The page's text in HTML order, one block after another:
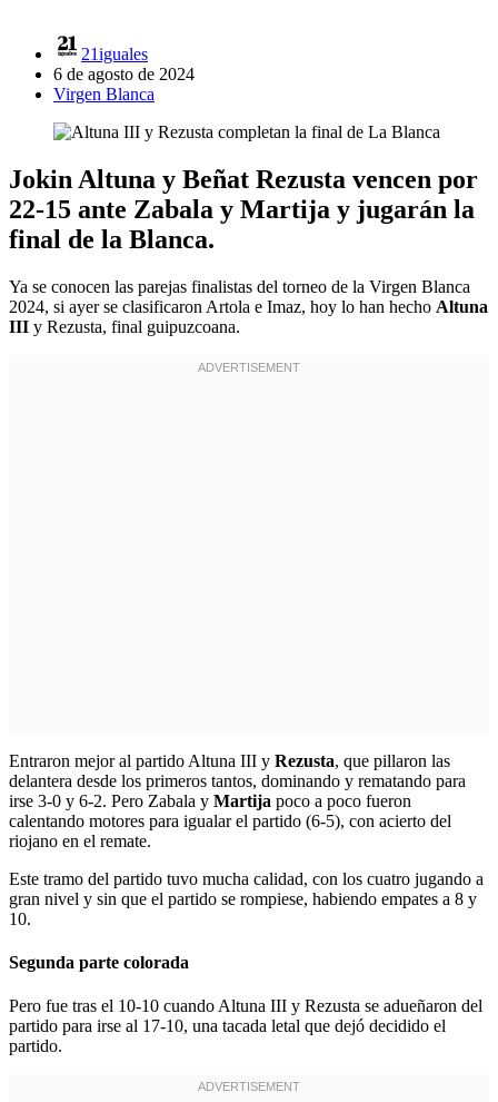
21iguales
6 de agosto de 2024
Virgen Blanca
Jokin Altuna y Beñat Rezusta vencen por
22-15 ante Zabala y Martija y jugarán la
final de la Blanca.
Ya se conocen las parejas finalistas del torneo de la Virgen Blanca
2024, si ayer se clasificaron Artola e Imaz, hoy lo han hecho Altuna
III y Rezusta, final guipuzcoana.
Entraron mejor al partido Altuna III y Rezusta, que pillaron las
delantera desde los primeros tantos, dominando y rematando para
irse 3-0 y 6-2. Pero Zabala y Martija poco a poco fueron
calentando motores para igualar el partido (6-5), con acierto del
riojano en el remate.
Este tramo del partido tuvo mucha calidad, con los cuatro jugando a
gran nivel y sin que el partido se rompiese, habiendo empates a 8 y
10.
Segunda parte colorada
Pero fue tras el 10-10 cuando Altuna III y Rezusta se adueñaron del
partido para irse al 17-10, una tacada letal que dejó decidido el
partido.